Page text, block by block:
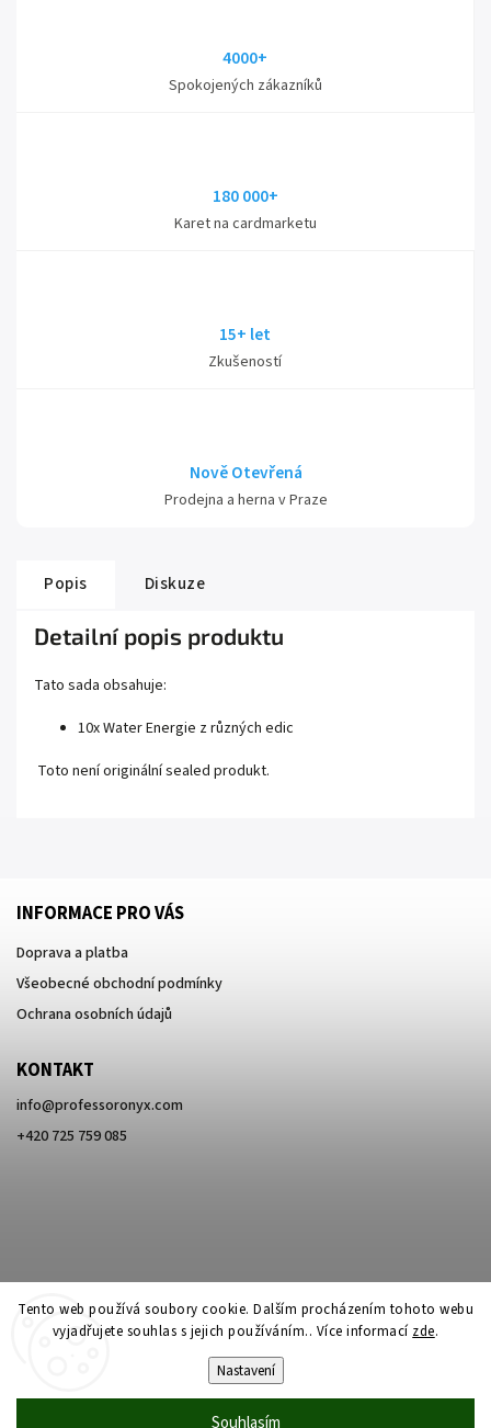
Tento web používá soubory cookie. Dalším procházením tohoto webu
vyjadřujete souhlas s jejich používáním.. Více informací zde.
Nastavení
Souhlasím
4000+
Spokojených zákazníků
180 000+
Karet na cardmarketu
15+ let
Zkušeností
Nově Otevřená
Prodejna a herna v Praze
Popis Diskuze
Detailní popis produktu
Tato sada obsahuje:
10x Water Energie z různých edic
Toto není originální sealed produkt.
INFORMACE PRO VÁS
Doprava a platba
Všeobecné obchodní podmínky
Ochrana osobních údajů
KONTAKT
info@professoronyx.com
+420 725 759 085
Professor Onyx. Všechna práva vyhrazena.